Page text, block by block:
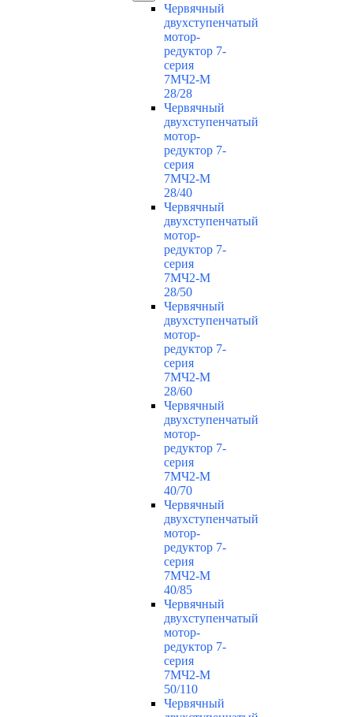
Червячный
двухступенчатый
мотор-
редуктор 7-
серия
7МЧ2-М
28/28
Червячный
двухступенчатый
мотор-
редуктор 7-
серия
7МЧ2-М
28/40
Червячный
двухступенчатый
мотор-
редуктор 7-
серия
7МЧ2-М
28/50
Червячный
двухступенчатый
мотор-
редуктор 7-
серия
7МЧ2-М
28/60
Червячный
двухступенчатый
мотор-
редуктор 7-
серия
7МЧ2-М
40/70
Червячный
двухступенчатый
мотор-
редуктор 7-
серия
7МЧ2-М
40/85
Червячный
двухступенчатый
мотор-
редуктор 7-
серия
7МЧ2-М
50/110
Червячный